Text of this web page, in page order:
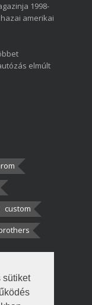
sütiket
1998-
amerikai
elmúlt
custom
két
fél autót,